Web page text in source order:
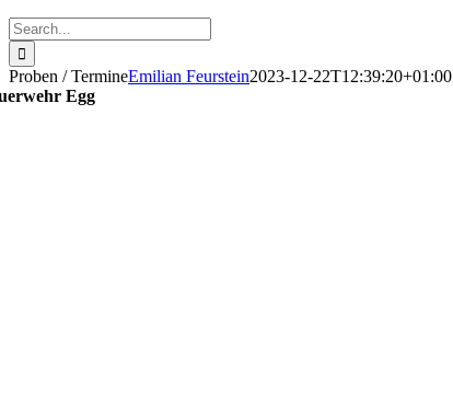
Search
for:
Proben / TermineEmilian Feurstein2023-12-22T12:39:20+01:00
Egg